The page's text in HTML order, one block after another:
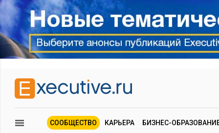
СООБЩЕСТВО КАРЬЕРА БИЗНЕС-